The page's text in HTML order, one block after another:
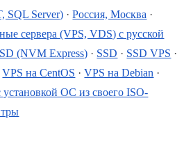
SQL Server) ·Россия, Москва ·
сервера (VPS, VDS) с русской
(NVM Express) · SSD · SSD VPS ·
VPS на CentOS ·VPS на Debian ·
установкой ОС из своего ISO-